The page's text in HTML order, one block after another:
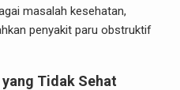
masalah kesehatan,
penyakit paru obstruktif
Tidak Sehat